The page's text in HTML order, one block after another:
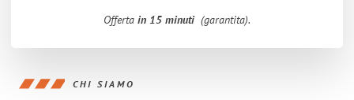
Offerta in 15 minuti (garantita).
CHI SIAMO